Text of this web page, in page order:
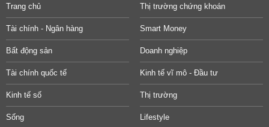
Trang chủ Thị trường chứng khoán
Tài chính - Ngân hàng Smart Money
Bất động sản Doanh nghiệp
Tài chính quốc tế Kinh tế vĩ mô - Đầu tư
Kinh tế số Thị trường
Sống Lifestyle